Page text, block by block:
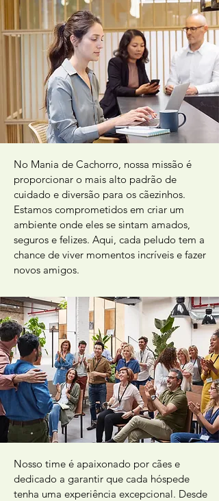
No Mania de Cachorro, nossa missão é
proporcionar o mais alto padrão de
cuidado e diversão para os cãezinhos.
Estamos comprometidos em criar um
ambiente onde eles se sintam amados,
seguros e felizes. Aqui, cada peludo tem a
chance de viver momentos incríveis e fazer
novos amigos.
Nosso time é apaixonado por cães e
dedicado a garantir que cada hóspede
tenha uma experiência excepcional. Desde